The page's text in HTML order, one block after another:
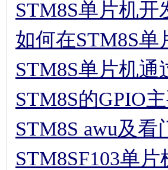
STM8S单片机
如何在STM8S
STM8S单片机
STM8S的GPIO
STM8S awu及
STM8SF103单